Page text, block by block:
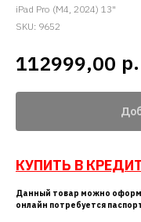
iPad Pro (M4, 2024) 13"
SKU: 9652
112999,00 р.
КУПИТЬ В
Данный товар можно
онлайн потребуется